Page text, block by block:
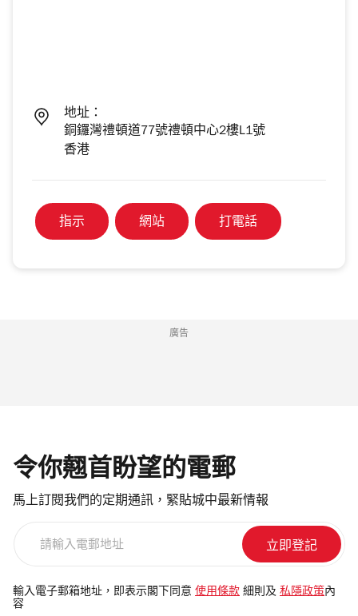
地址：
銅鑼灣禮頓道77號禮頓中心2樓L1號
香港
指示 網站 打電話
廣告
令你翹首盼望的電郵
馬上訂閱我們的定期通訊，緊貼城中最新情報
電
郵
輸入電子郵箱地址，即表示閣下同意 使用條款 細則及 私隱政策 內
容